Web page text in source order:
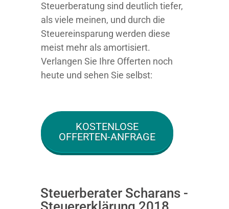
Steuerberatung sind deutlich tiefer,
als viele meinen, und durch die
Steuereinsparung werden diese
meist mehr als amortisiert.
Verlangen Sie Ihre Offerten noch
heute und sehen Sie selbst:
KOSTENLOSE
OFFERTEN-ANFRAGE
Steuerberater Scharans -